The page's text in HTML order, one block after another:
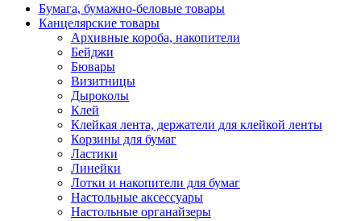
Бумага, бумажно-беловые товары
Канцелярские товары
Архивные короба, накопители
Бейджи
Бювары
Визитницы
Дыроколы
Клей
Клейкая лента, держатели для клейкой ленты
Корзины для бумаг
Ластики
Линейки
Лотки и накопители для бумаг
Настольные аксессуары
Настольные органайзеры